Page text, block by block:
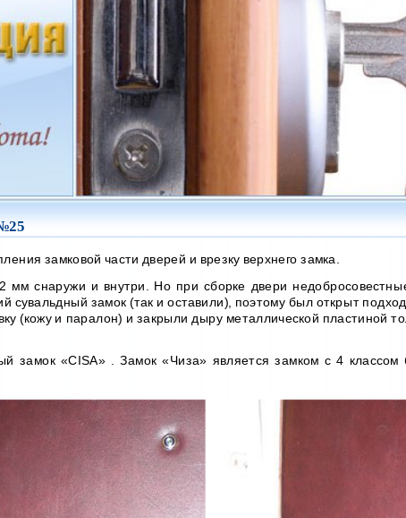
замковой части дверей и врезку верхнего замка.
снаружи и внутри. Но при сборке двери
сувальдный замок (так и оставили), поэтому был открыт подход
(кожу и паралон) и закрыли дыру металлической пластиной
замок «CІSA» . Замок «Чиза» является замком с 4 классом